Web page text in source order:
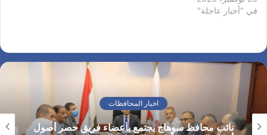
في "أخبار عاجلة"
اخبار المحافظات
نائب محافظ سوهاج يجتمع بأعضاء فريق حصر أصول